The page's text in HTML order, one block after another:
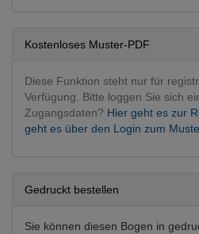
Kostenloses Muster-PDF
Diese Funktion steht nur für
Verfügung. Bitte loggen Sie sich
Zugangsdaten? Hier geht es zur
geht es über den Login zum
Gedruckt bestellen
Sie können diesen Bogen in